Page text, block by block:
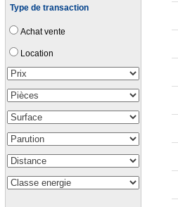
Type de transaction
Achat vente
Location